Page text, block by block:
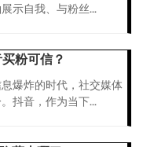
示自我、与粉丝...
粉可信？
爆炸的时代，社交媒体
抖音，作为当下...